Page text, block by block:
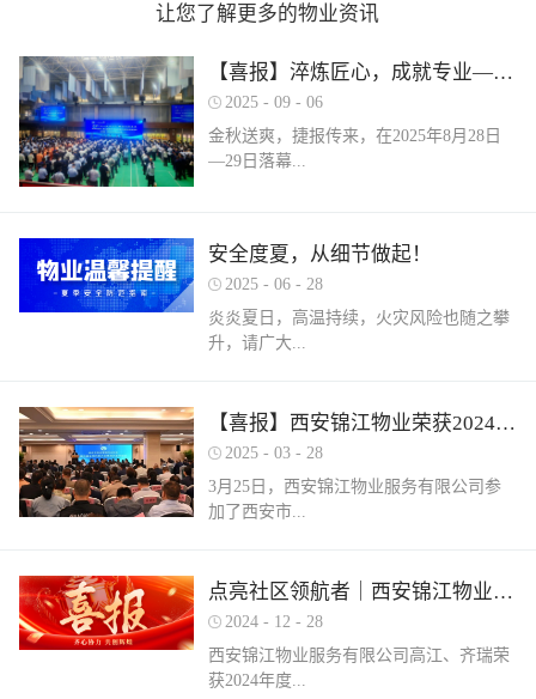
让您了解更多的物业资讯
【喜报】淬炼匠心，成就专业——西安锦江物业在“锦天物业杯”技能竞赛中斩获佳绩
2025 - 09 - 06
金秋送爽，捷报传来，在2025年8月28日
—29日落幕...
业职业技能竞赛中， 西安锦江物业服务有
限公司的选手们表现卓越，凭借扎实的理
论知识、精湛的操作技能和临危不乱的现
场发挥，在物业管理师、电工、消防设施
市住房和城乡建设局指导、市物业管理行
业协会主办，是全市物业管理行业一年一
度规格最高、水平最强、影响最广的职业
技能盛会。本次竞赛，共有来自全市60余
家物业企业的1300余名物业从业人员参
梦长安 精技赋能未来”，全面夯实行业人
才基础。参赛环节西安锦江物业作为西安
织并参与协会各项赛事，均取得傲人的成
绩。今年为了锻炼队伍，搭建更广阔的成
安全度夏，从细节做起！
2025 - 06 - 28
炎炎夏日，高温持续，火灾风险也随之攀
升，请广大...
业主做好夏季安全防范工作。风险在于防
范，平安才是幸福！西安锦江物业提醒
夏季高温，引发火灾事故占比较高，空
调、冰箱、电风扇等大功率电器的使用频
中要通风、散热，防止温度过高引发火
灾。空调、电风扇等电器设备不宜长时间
使用，离人时应及时关闭电源。电动车应
在室外专用充电桩充电，不得在室内、走
【喜报】西安锦江物业荣获2024年度优秀单位、全市技能竞赛优秀个人及优秀组织单位多项荣誉
2025 - 03 - 28
3月25日，西安锦江物业服务有限公司参
加了西安市...
物业管理行业协会组织召开的第三届会员
（代表）大会第四次全体会议暨物业高质
员单位及“安居物业杯”西安市物业管理行
业职业技能竞赛优秀个人及优秀组织单位
点亮社区领航者｜西安锦江物业高江、齐瑞获得“优秀项目经理”荣誉称号
2024 - 12 - 28
西安锦江物业服务有限公司高江、齐瑞荣
获2024年度...